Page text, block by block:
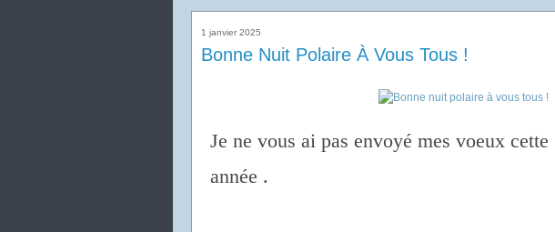
1 janvier 2025
Bonne Nuit Polaire À Vous Tous !
Je ne vous ai pas envoyé mes voeux cette
année .